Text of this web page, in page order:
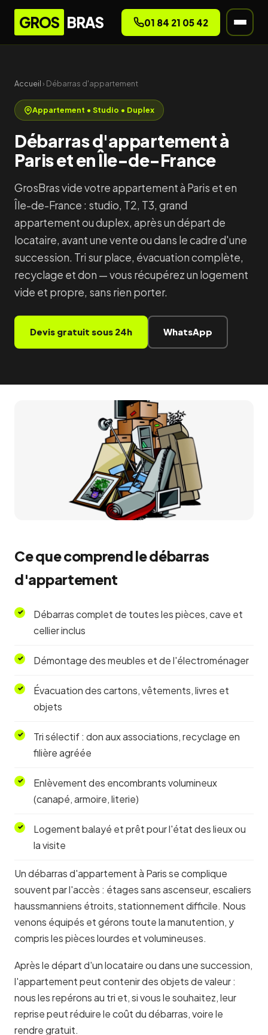
GROS BRAS 01 84 21 05 42
Accueil› Débarras d'appartement
Appartement • Studio • Duplex
Débarras d'appartement à
Paris et en Île-de-France
GrosBras vide votre appartement à Paris et en
Île-de-France : studio, T2, T3, grand
appartement ou duplex, après un départ de
locataire, avant une vente ou dans le cadre d'une
succession. Tri sur place, évacuation complète,
recyclage et don — vous récupérez un logement
vide et propre, sans rien porter.
Devis gratuit sous 24h WhatsApp
Ce que comprend le débarras
d'appartement
Débarras complet de toutes les pièces, cave et
cellier inclus
Démontage des meubles et de l'électroménager
Évacuation des cartons, vêtements, livres et
objets
Tri sélectif : don aux associations, recyclage en
filière agréée
Enlèvement des encombrants volumineux
(canapé, armoire, literie)
Logement balayé et prêt pour l'état des lieux ou
la visite
Un débarras d'appartement à Paris se complique
souvent par l'accès : étages sans ascenseur, escaliers
haussmanniens étroits, stationnement difficile. Nous
venons équipés et gérons toute la manutention, y
compris les pièces lourdes et volumineuses.
Après le départ d'un locataire ou dans une succession,
l'appartement peut contenir des objets de valeur :
nous les repérons au tri et, si vous le souhaitez, leur
reprise peut réduire le coût du débarras, voire le
rendre gratuit.